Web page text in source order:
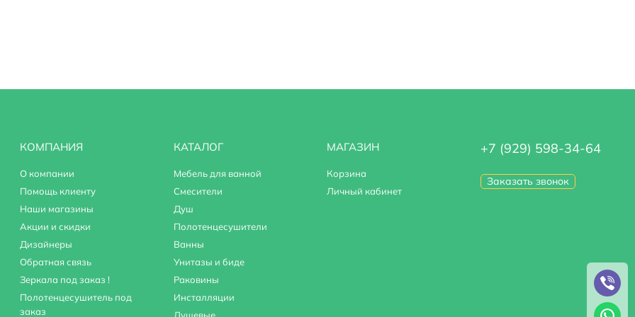
КОМПАНИЯ
О компании
Помощь клиенту
Наши магазины
Акции и скидки
Дизайнеры
Обратная связь
Зеркала под заказ !
Полотенцесушитель под
заказ
КАТАЛОГ
Мебель для ванной
Смесители
Душ
Полотенцесушители
Ванны
Унитазы и биде
Раковины
Инсталляции
МАГАЗИН
Корзина
Личный кабинет
+7 (929) 598-34-64
Заказать звонок